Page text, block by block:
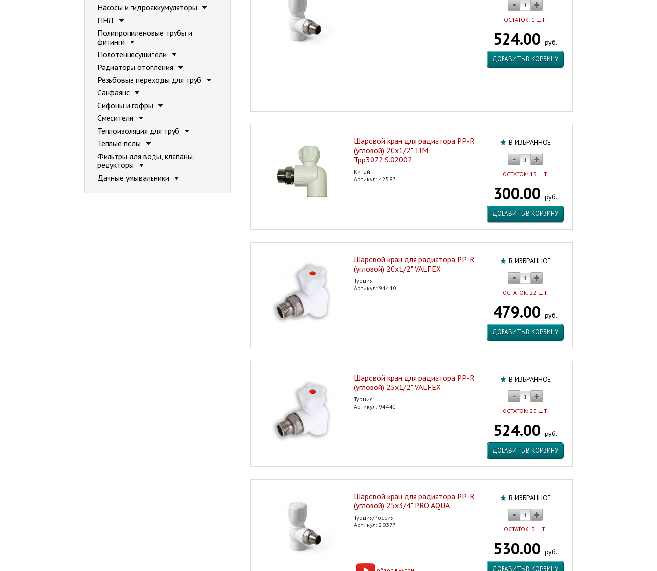
ОСТАТОК: 1 ШТ.
524.00 руб.
ДОБАВИТЬ В КОРЗИНУ
В ИЗБРАННОЕ
ОСТАТОК: 13 ШТ.
300.00 руб.
ДОБАВИТЬ В КОРЗИНУ
Шаровой кран для радиатора PP-R
(угловой) 20х1/2" TIM
Tpp3072.S.02002
Китай
Артикул: 42587
В ИЗБРАННОЕ
ОСТАТОК: 22 ШТ.
479.00 руб.
ДОБАВИТЬ В КОРЗИНУ
Шаровой кран для радиатора PP-R
(угловой) 20х1/2" VALFEX
Турция
Артикул: 94440
В ИЗБРАННОЕ
ОСТАТОК: 23 ШТ.
524.00 руб.
ДОБАВИТЬ В КОРЗИНУ
Шаровой кран для радиатора PP-R
(угловой) 25х1/2" VALFEX
Турция
Артикул: 94441
В ИЗБРАННОЕ
ОСТАТОК: 3 ШТ.
530.00 руб.
ДОБАВИТЬ В КОРЗИНУ
Шаровой кран для радиатора PP-R
(угловой) 25х3/4" PRO AQUA
Турция/Россия
Артикул: 20377
Насосы и гидроаккумуляторы
ПНД
Полипропиленовые трубы и
фитинги
Полотенцесушители
Радиаторы отопления
Резьбовые переходы для труб
Санфаянс
Сифоны и гофры
Смесители
Теплоизоляция для труб
Теплые полы
Фильтры для воды, клапаны,
редукторы
Дачные умывальники